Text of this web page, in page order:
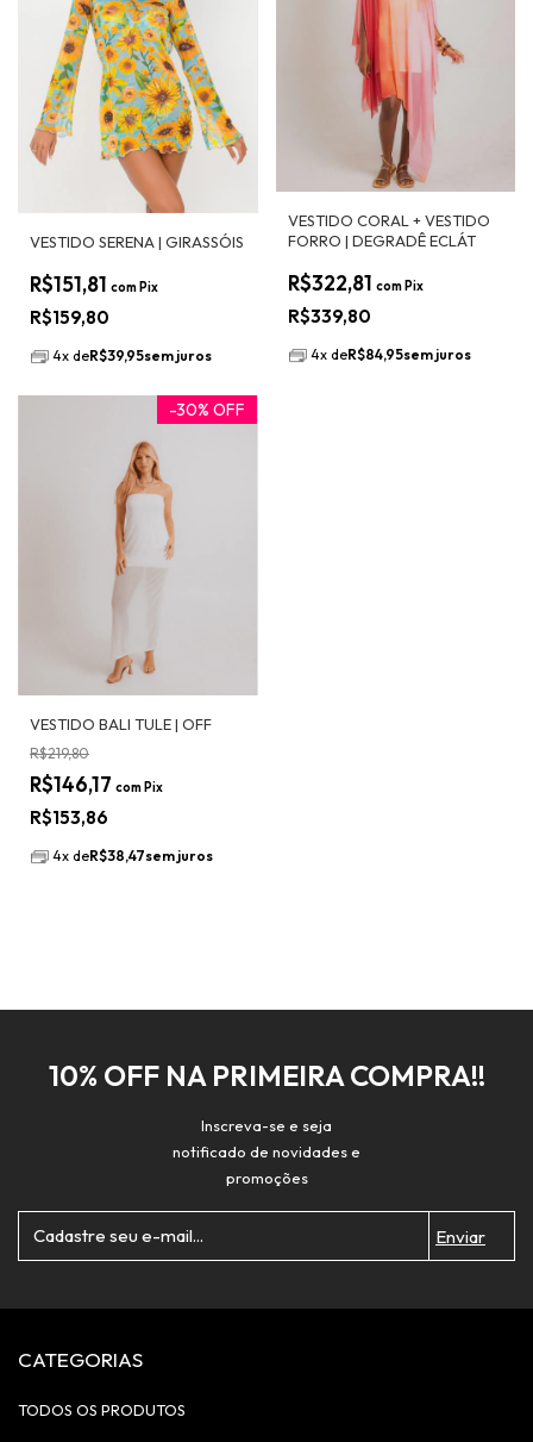
VESTIDO SERENA | GIRASSÓIS
R$159,80
R$151,81 com Pix
4x deR$39,95sem juros
VESTIDO CORAL + VESTIDO
FORRO | DEGRADÊ ECLÁT
R$339,80
R$322,81 comPix
4x deR$84,95sem juros
VESTIDO BALI TULE | OFF
R$153,86
-30% OFF
R$219,80
R$146,17 com Pix
4x deR$38,47sem juros
10% OFF NA PRIMEIRA COMPRA!!
Inscreva-se e seja
notificado de novidades e
promoções
CATEGORIAS
TODOS OS PRODUTOS